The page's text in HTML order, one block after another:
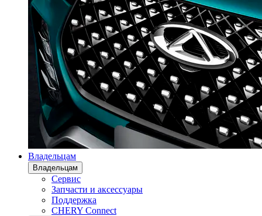
Владельцам
Владельцам
Сервис
Запчасти и аксессуары
Поддержка
CHERY Connect